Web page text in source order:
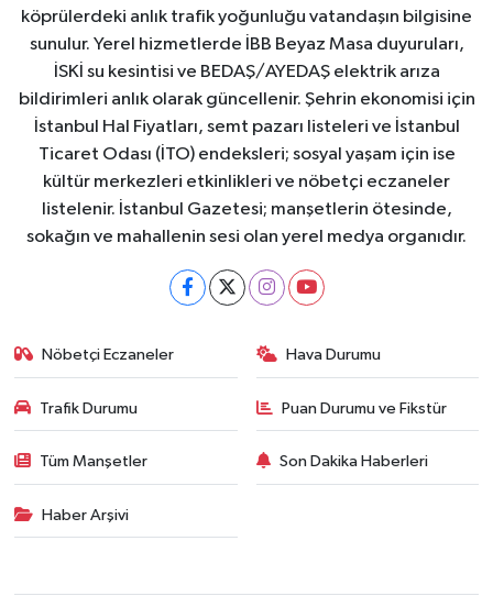
köprülerdeki anlık trafik yoğunluğu vatandaşın bilgisine
sunulur. Yerel hizmetlerde İBB Beyaz Masa duyuruları,
İSKİ su kesintisi ve BEDAŞ/AYEDAŞ elektrik arıza
bildirimleri anlık olarak güncellenir. Şehrin ekonomisi için
İstanbul Hal Fiyatları, semt pazarı listeleri ve İstanbul
Ticaret Odası (İTO) endeksleri; sosyal yaşam için ise
kültür merkezleri etkinlikleri ve nöbetçi eczaneler
listelenir. İstanbul Gazetesi; manşetlerin ötesinde,
sokağın ve mahallenin sesi olan yerel medya organıdır.
Nöbetçi Eczaneler Hava Durumu
Trafik Durumu Puan Durumu ve Fikstür
Tüm Manşetler Son Dakika Haberleri
Haber Arşivi